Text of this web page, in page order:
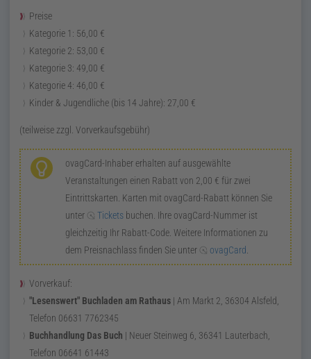
Preise
Kategorie 1: 56,00 €
Kategorie 2: 53,00 €
Kategorie 3: 49,00 €
Kategorie 4: 46,00 €
Kinder & Jugendliche (bis 14 Jahre): 27,00 €
(teilweise zzgl. Vorverkaufsgebühr)
ovagCard-Inhaber erhalten auf ausgewählte
Veranstaltungen einen Rabatt von 2,00 € für zwei
Eintrittskarten. Karten mit ovagCard-Rabatt können Sie
unter
Tickets buchen. Ihre ovagCard-Nummer ist
gleichzeitig Ihr Rabatt-Code. Weitere Informationen zu
dem Preisnachlass finden Sie unter
ovagCard
Vorverkauf:
"Lesenswert" Buchladen am Rathaus | Am Markt 2 36304 Alsfeld
Telefon 06631 7762345
Buchhandlung Das Buch | Neuer Steinweg 6 36341 Lauterbach
Telefon 06641 61443